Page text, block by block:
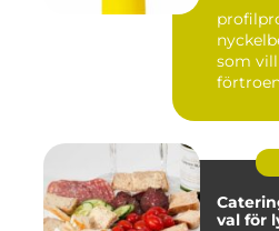
som vill
Catering
val för